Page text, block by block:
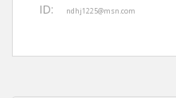
ID:
ndhj1225@msn.com